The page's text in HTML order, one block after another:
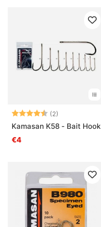
Beoordeling:
(2)
Kamasan K58 - Bait Hook
€4